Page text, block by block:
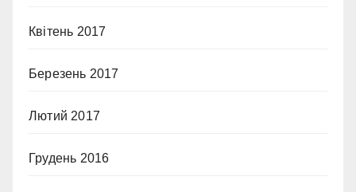
Квітень 2017
Березень 2017
Лютий 2017
Грудень 2016